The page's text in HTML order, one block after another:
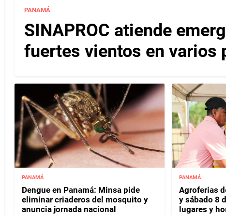
PANAMÁ
SINAPROC atiende
fuertes vientos en varios
PANAMÁ
Dengue en Panamá: Minsa pide
eliminar criaderos del mosquito y
anuncia jornada nacional
PANAMÁ
Agroferias
y sábado 8
lugares y